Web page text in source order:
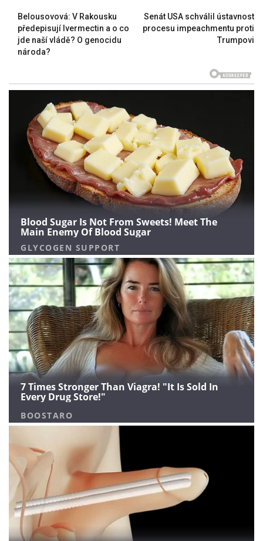
Belousovová: V Rakousku
předepisují Ivermectin a o co
jde naší vládě? O genocidu
národa?
Senát USA schválil ústavnost
procesu impeachmentu proti
Trumpovi